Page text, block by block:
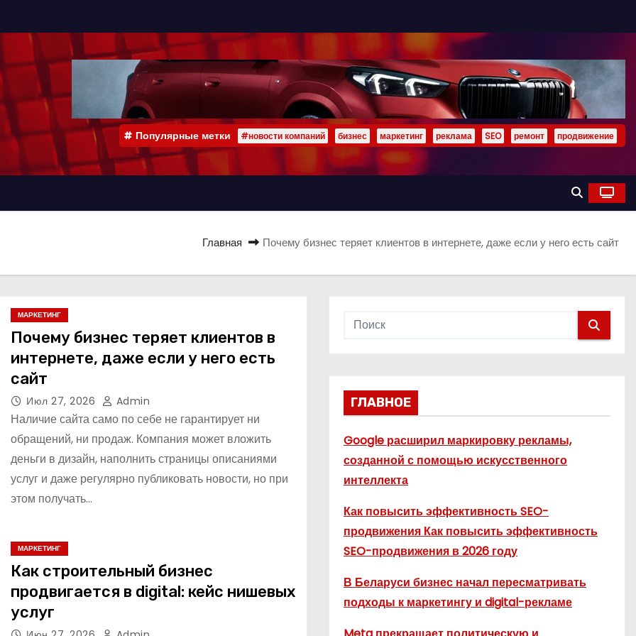
Популярные метки #новости компаний бизнес маркетинг реклама SEO ремонт продвижение
Главная Почему бизнес теряет клиентов в интернете, даже если у него есть сайт
МАРКЕТИНГ
Почему бизнес теряет клиентов в
интернете, даже если у него есть
сайт
Июл 27, 2026 Admin
Наличие сайта само по себе не гарантирует ни
обращений, ни продаж. Компания может вложить
деньги в дизайн, наполнить страницы описаниями
услуг и даже регулярно публиковать новости, но при
этом получать…
МАРКЕТИНГ
Как строительный бизнес
продвигается в digital: кейс нишевых
услуг
ГЛАВНОЕ
Google расширил маркировку рекламы,
созданной с помощью искусственного
интеллекта
Как повысить эффективность SEO-
продвижения Как повысить эффективность
SEO-продвижения в 2026 году
В Беларуси бизнес начал пересматривать
подходы к маркетингу и digital-рекламе